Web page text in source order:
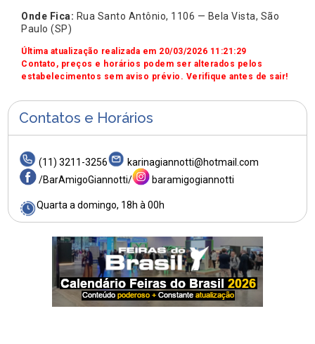
Onde Fica: Rua Santo Antônio, 1106 — Bela Vista, São
Paulo (SP)
Última atualização realizada em 20/03/2026 11:21:29
Contato, preços e horários podem ser alterados pelos
estabelecimentos sem aviso prévio. Verifique antes de sair!
Contatos e Horários
(11) 3211-3256
karinagiannotti@hotmail.com
/BarAmigoGiannotti/
baramigogiannotti
Quarta a domingo, 18h à 00h